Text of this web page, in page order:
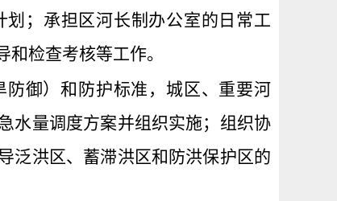
；承担区河长制办公室的日常工
检查考核等工作。
御）和防护标准，城区、重要河
水量调度方案并组织实施；组织协
泛洪区、蓄滞洪区和防洪保护区的